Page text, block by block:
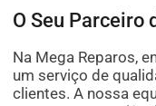
O Seu Parceiro
Na Mega Reparos,
um serviço de
clientes. A nossa